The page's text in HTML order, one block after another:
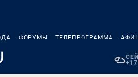
ФОРУМЫ ТЕЛЕПРОГРАММА